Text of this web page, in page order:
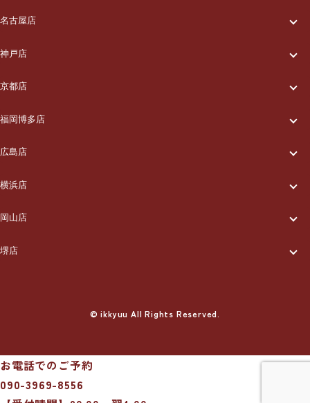
ご利用の流れ
メニュー/料金
出張エリア
ブログ
お知らせ
採用情報
お問い合わせ
一休について
ご利用の流れ
メニュー/料金
出張エリア
ブログ
お知らせ
採用情報
お問い合わせ
名古屋店
一休について
ご利用の流れ
メニュー/料金
出張エリア
ブログ
お知らせ
採用情報
神戸店
一休について
ご利用の流れ
メニュー/料金
出張エリア
ブログ
お知らせ
京都店
一休について
ご利用の流れ
メニュー/料金
出張エリア
ブログ
お問い合わせ
福岡博多店
一休について
ご利用の流れ
メニュー/料金
出張エリア
採用情報
お問い合わせ
広島店
一休について
ご利用の流れ
メニュー/料金
採用情報
横浜店
一休について
ご利用の流れ
お知らせ
岡山店
一休について
ブログ
堺店
出張エリア
© ikkyuu All Rights Reserved.
お電話でのご予約
090-3969-8556